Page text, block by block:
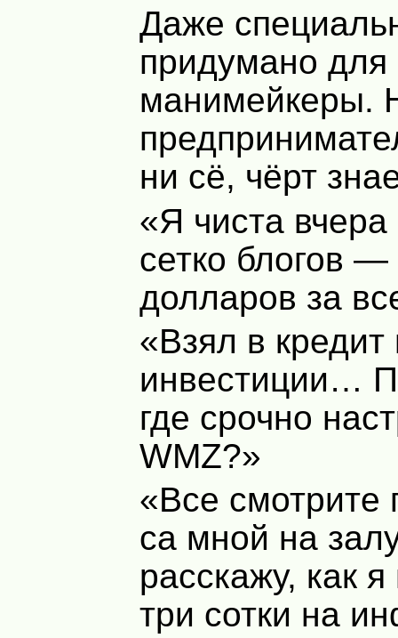
Даже
придумано для
манимейкеры.
ни сё, чёрт
«Я чиста
сетко блогов
долларов за
«Взял в
инвестиции…
где срочно
WMZ?»
«Все
са мной на
расскажу, как
три сотки на